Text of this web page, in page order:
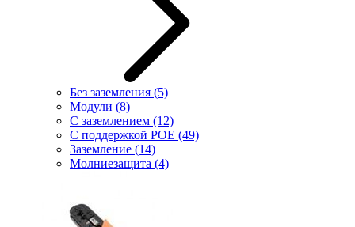
Без заземления (5)
Модули (8)
С заземлением (12)
С поддержкой POE (49)
Заземление (14)
Молниезащита (4)